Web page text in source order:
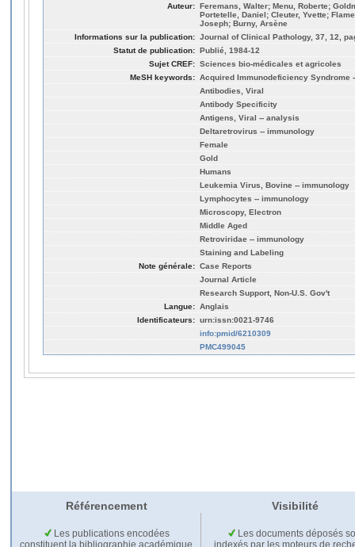
Auteur: Feremans, Walter; Menu, Roberte;
Portetelle, Daniel; Cleuter, Yvette;
Joseph; Burny, Arsène
Informations sur la publication: Journal of Clinical Pathology, 37, 12,
Statut de publication: Publié, 1984-12
Sujet CREF: Sciences bio-médicales et agricoles
MeSH keywords: Acquired Immunodeficiency Syndrome
Antibodies, Viral
Antibody Specificity
Antigens, Viral -- analysis
Deltaretrovirus -- immunology
Female
Gold
Humans
Leukemia Virus, Bovine -- immunology
Lymphocytes -- immunology
Microscopy, Electron
Middle Aged
Retroviridae -- immunology
Staining and Labeling
Note générale: Case Reports
Journal Article
Research Support, Non-U.S. Gov't
Langue: Anglais
Identificateurs: urn:issn:0021-9746
info:pmid/6210309
PMC499045
Référencement Visibilité
Les publications encodées
Les documents déposés